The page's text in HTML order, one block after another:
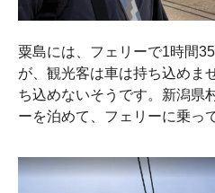
粟島には、フェリーで1時間
が、観光客は車は持ち込めま
ち込めないそうです。新潟県
ーを泊めて、フェリーに乗っ